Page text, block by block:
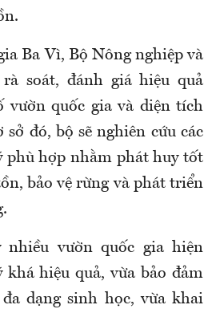
Ba Vì, Bộ Nông nghiệp và
soát, đánh giá hiệu quả
vườn quốc gia và diện tích
sở đó, bộ sẽ nghiên cứu các
phù hợp nhằm phát huy tốt
bảo vệ rừng và phát triển
nhiều vườn quốc gia hiện
khá hiệu quả, vừa bảo đảm
dạng sinh học, vừa khai